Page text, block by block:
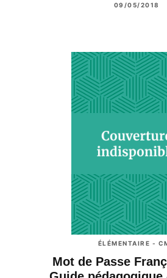
09/05/2018
ÉLÉMENTAIRE -
Mot de Passe